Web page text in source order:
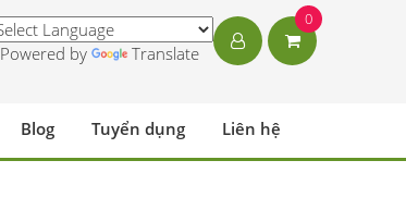
Powered by Translate
0
Blog Tuyển dụng Liên hệ